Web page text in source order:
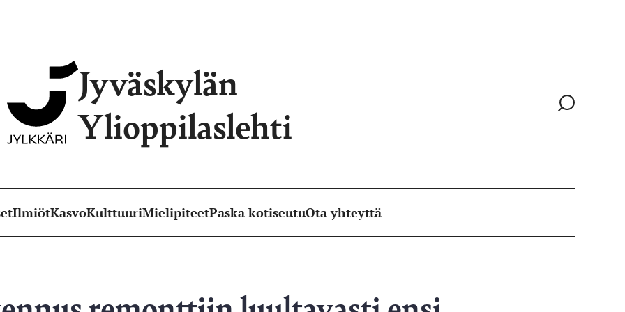
Jyväskylän
Ylioppilaslehti
Siirry
IlmiötKasvoKulttuuriMielipiteetPaska kotiseutuOta yhteyttä